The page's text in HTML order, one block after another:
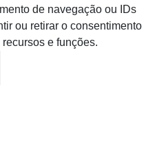
de navegação ou IDs
ou retirar o consentimento
e funções.